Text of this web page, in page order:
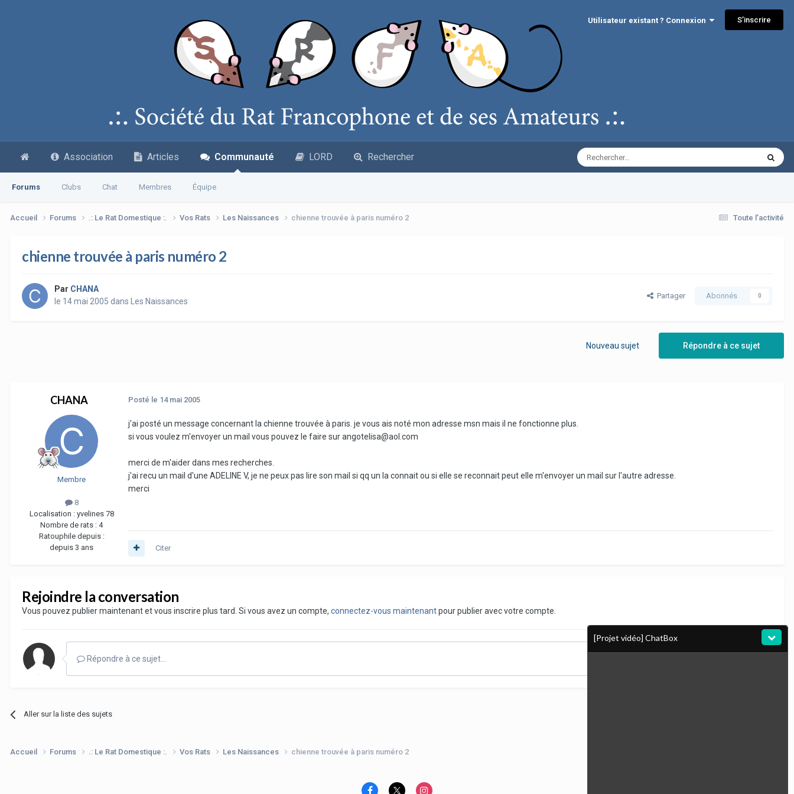
Utilisateur existant ? Connexion S’inscrire
Association Articles Communauté
Forums Clubs Chat Membres Équipe
LORD Rechercher
Toute l’activité
Accueil Forums .: Le Rat Domestique :. Vos Rats Les Naissances chienne trouvée à paris numéro 2
chienne trouvée à paris numéro 2
Par CHANA
le 14 mai 2005 dans Les Naissances
Partager Abonnés 0
Répondre à ce sujet
Nouveau sujet
CHANA
Membre
8
Localisation : yvelines 78
Nombre de rats : 4
Ratouphile depuis :
depuis 3 ans
Posté le 14 mai 2005
j'ai posté un message concernant la chienne trouvée à paris. je vous ais noté mon adresse msn mais il ne fonctionne plus.
si vous voulez m'envoyer un mail vous pouvez le faire sur angotelisa@aol.com
merci de m'aider dans mes recherches.
j'ai recu un mail d'une ADELINE V, je ne peux pas lire son mail si qq un la connait ou si elle se reconnait peut elle m'envoyer un mail sur l'autre adresse.
merci
Citer
Rejoindre la conversation
Vous pouvez publier maintenant et vous inscrire plus tard. Si vous avez un compte, connectez-vous maintenantpour publier avec votre compte.
Répondre à ce sujet…
Aller sur la liste des sujets
Accueil Forums .: Le Rat Domestique :. Vos Rats Les Naissances chienne trouvée à paris numéro 2
[Projet vidéo] ChatBox